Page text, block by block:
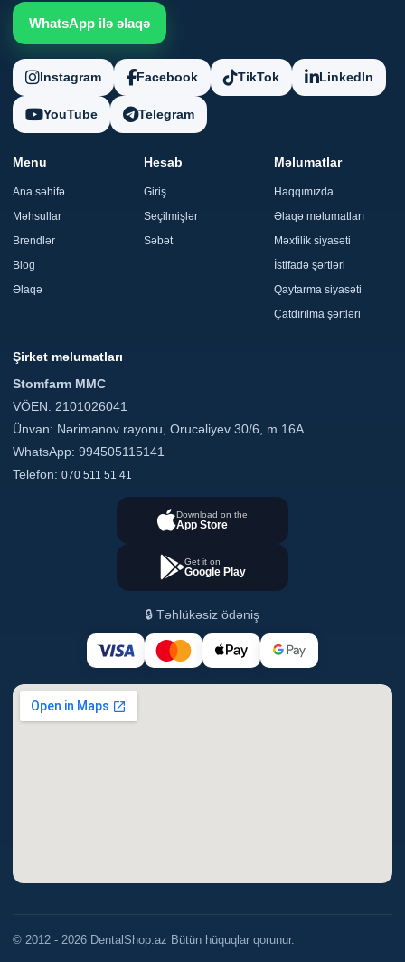
WhatsApp ilə əlaqə
Instagram Facebook TikTok LinkedIn
YouTube Telegram
Menu
Ana səhifə
Məhsullar
Brendlər
Blog
Əlaqə
Hesab
Giriş
Seçilmişlər
Səbət
Məlumatlar
Haqqımızda
Əlaqə məlumatları
Məxfilik siyasəti
İstifadə şərtləri
Qaytarma siyasəti
Çatdırılma şərtləri
Şirkət məlumatları
Stomfarm MMC
VÖEN: 2101026041
Ünvan: Nərimanov rayonu, Orucəliyev 30/6, m.16A
WhatsApp: 994505115141
Telefon: 070 511 51 41
Download on the
App Store
Get it on
Google Play
🔒 Təhlükəsiz ödəniş
© 2012 - 2026 DentalShop.az Bütün hüquqlar qorunur.